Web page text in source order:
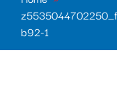
b92-1